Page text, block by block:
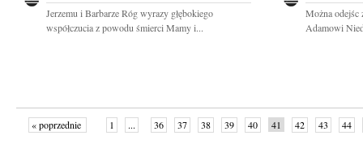
Jerzemu i Barbarze Róg wyrazy głębokiego
współczucia z powodu śmierci Mamy i...
Można odejśc
Adamowi
« poprzednie 1 ... 36 37 38 39 40 41 42 43
44